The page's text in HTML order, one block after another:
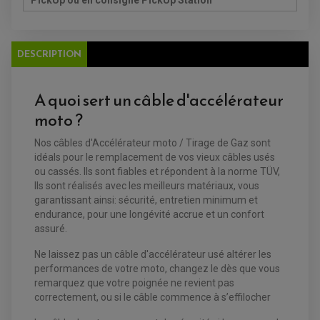
STATOR
ATELIER, PADDOCK, STAND
ANTIPARASITE NGK
FILTRE A HUILE
FILTRE ET ACCESSOIRE ESSENCE
OUTILLAGE
DISQUE DE FREIN ARRIERE
MAÎTRE CYLINDRE
DESCRIPTION
A quoi sert un câble d'accélérateur
moto ?
Nos câbles d'Accélérateur moto / Tirage de Gaz sont
idéals pour le remplacement de vos vieux câbles usés
ou cassés. Ils sont fiables et répondent à la norme TÜV,
Ils sont réalisés avec les meilleurs matériaux, vous
garantissant ainsi: sécurité, entretien minimum et
endurance, pour une longévité accrue et un confort
assuré.
Ne laissez pas un câble d'accélérateur usé altérer les
performances de votre moto, changez le dès que vous
remarquez que votre poignée ne revient pas
correctement, ou si le câble commence à s’effilocher